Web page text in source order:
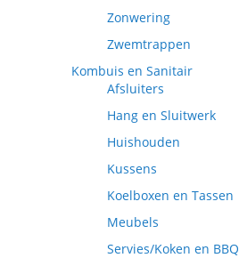
Zonwering
Zwemtrappen
Kombuis en Sanitair
Afsluiters
Hang en Sluitwerk
Huishouden
Kussens
Koelboxen en Tassen
Meubels
Servies/Koken en BBQ